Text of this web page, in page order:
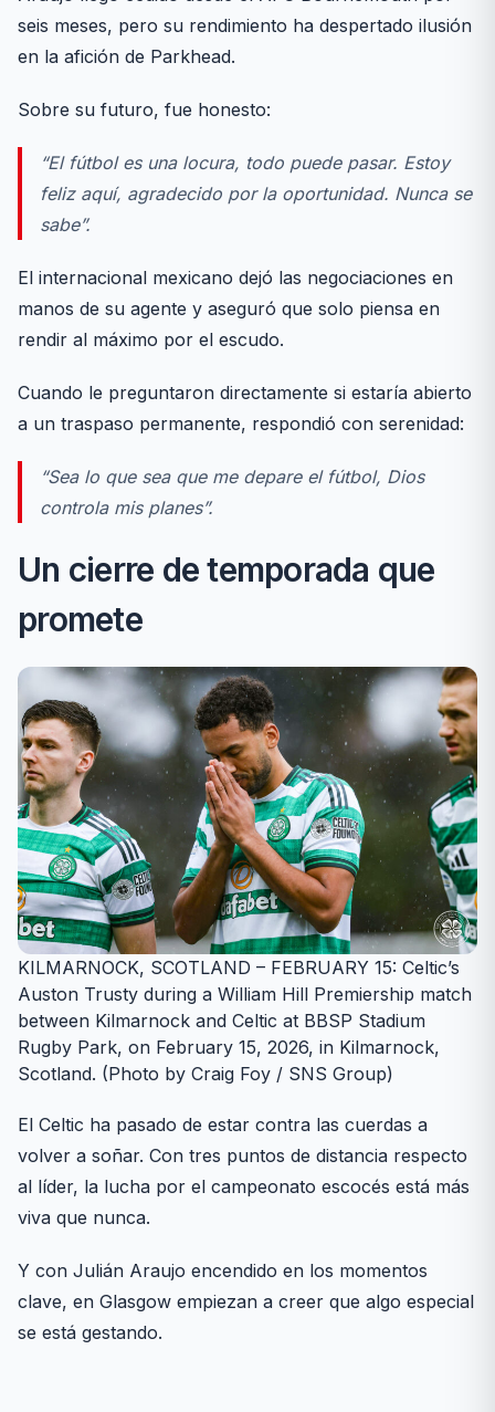
seis meses, pero su rendimiento ha despertado ilusión
en la afición de Parkhead.
Sobre su futuro, fue honesto:
“El fútbol es una locura, todo puede pasar. Estoy
feliz aquí, agradecido por la oportunidad. Nunca se
sabe”.
El internacional mexicano dejó las negociaciones en
manos de su agente y aseguró que solo piensa en
rendir al máximo por el escudo.
Cuando le preguntaron directamente si estaría abierto
a un traspaso permanente, respondió con serenidad:
“Sea lo que sea que me depare el fútbol, Dios
controla mis planes”.
Un cierre de temporada que
promete
KILMARNOCK, SCOTLAND – FEBRUARY 15: Celtic’s
Auston Trusty during a William Hill Premiership match
between Kilmarnock and Celtic at BBSP Stadium
Rugby Park, on February 15, 2026, in Kilmarnock,
Scotland. (Photo by Craig Foy / SNS Group)
El Celtic ha pasado de estar contra las cuerdas a
volver a soñar. Con tres puntos de distancia respecto
al líder, la lucha por el campeonato escocés está más
viva que nunca.
Y con Julián Araujo encendido en los momentos
clave, en Glasgow empiezan a creer que algo especial
se está gestando.